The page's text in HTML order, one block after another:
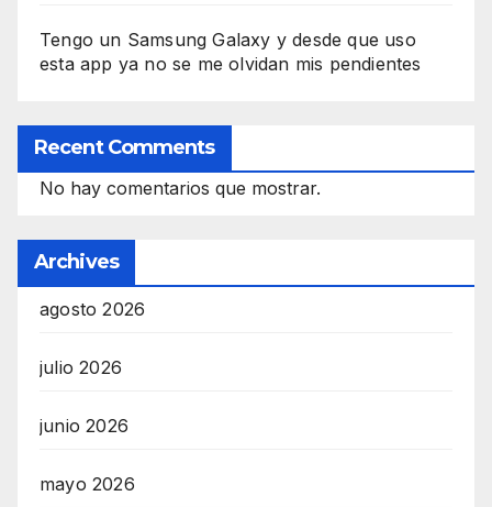
Tengo un Samsung Galaxy y desde que uso
esta app ya no se me olvidan mis pendientes
Recent Comments
No hay comentarios que mostrar.
Archives
agosto 2026
julio 2026
junio 2026
mayo 2026